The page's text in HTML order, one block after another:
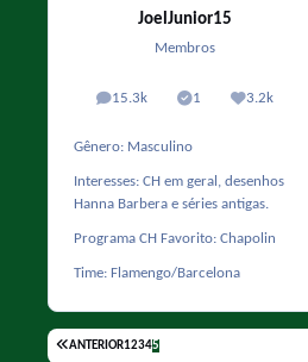
JoelJunior15
Membros
15.3k
posts 1
Solutions3.2k
Gênero: Masculino
Interesses: CH em geral, desenhos
Hanna Barbera e séries antigas.
Programa CH Favorito: Chapolin
Time: Flamengo/Barcelona
ANTERIOR12345